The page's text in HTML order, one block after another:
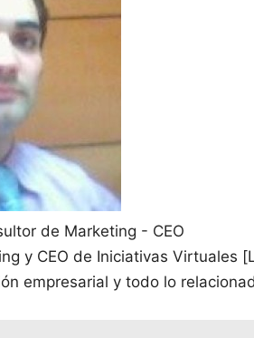
de Marketing - CEO
y CEO de Iniciativas Virtuales
empresarial y todo lo